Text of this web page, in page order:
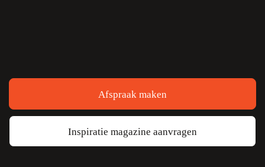
Afspraak maken
Inspiratie magazine aanvragen